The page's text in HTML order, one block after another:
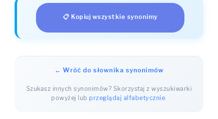
📋 Kopiuj wszystkie synonimy
← Wróć do słownika synonimów
Szukasz innych synonimów? Skorzystaj z wyszukiwarki
powyżej lubprzeglądaj alfabetycznie.